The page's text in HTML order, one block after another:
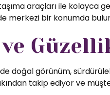
araçları ile kolayca
merkezi bir konumda
ve
doğal görünüm,
takip ediyor ve